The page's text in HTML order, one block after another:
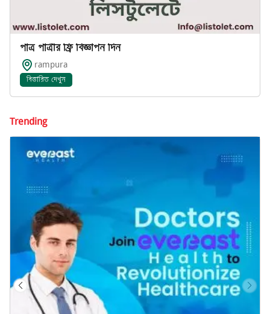
পাত্র পাত্রীর ফ্রি বিজ্ঞাপন দিন
rampura
বিস্তারিত দেখুন
Trending